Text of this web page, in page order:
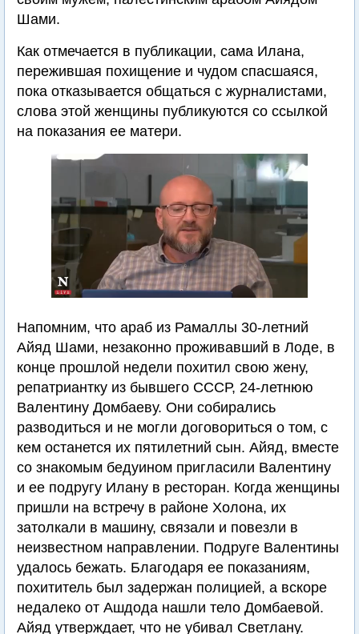
Шами.
Как отмечается в публикации, сама Илана,
пережившая похищение и чудом спасшаяся,
пока отказывается общаться с журналистами,
слова этой женщины публикуются со ссылкой
на показания ее матери.
Напомним, что араб из Рамаллы 30-летний
Айяд Шами, незаконно проживавший в Лоде, в
конце прошлой недели похитил свою жену,
репатриантку из бывшего СССР, 24-летнюю
Валентину Домбаеву. Они собирались
разводиться и не могли договориться о том, с
кем останется их пятилетний сын. Айяд, вместе
со знакомым бедуином пригласили Валентину
и ее подругу Илану в ресторан. Когда женщины
пришли на встречу в районе Холона, их
затолкали в машину, связали и повезли в
неизвестном направлении. Подруге Валентины
удалось бежать. Благодаря ее показаниям,
похититель был задержан полицией, а вскоре
недалеко от Ашдода нашли тело Домбаевой.
Айяд утверждает, что не убивал Светлану.